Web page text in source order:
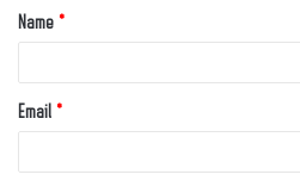
Name *
Email *